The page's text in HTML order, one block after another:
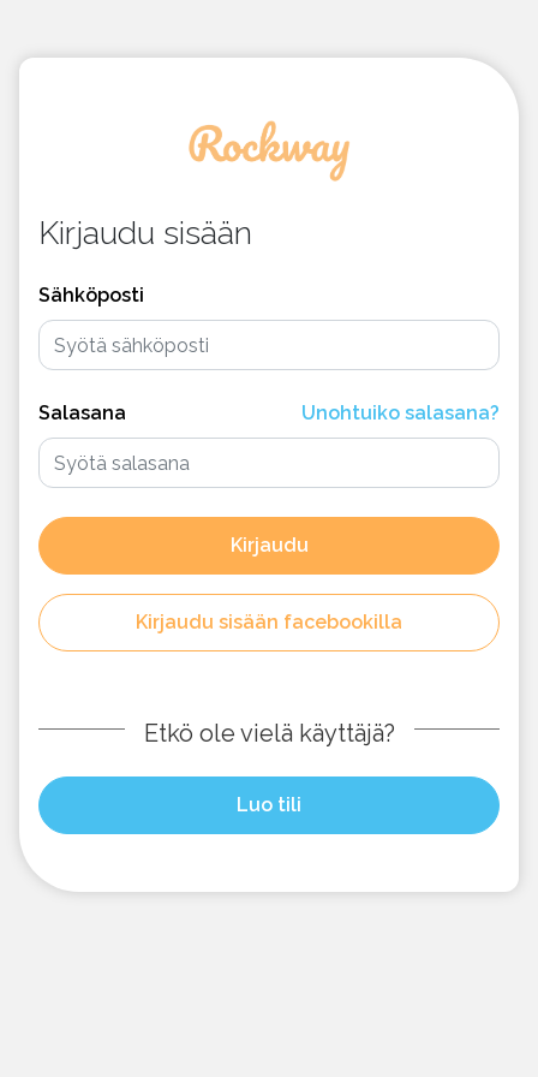
Kirjaudu sisään
Sähköposti
Salasana Unohtuiko salasana?
Kirjaudu
Kirjaudu sisään facebookilla
Etkö ole vielä käyttäjä?
Luo tili